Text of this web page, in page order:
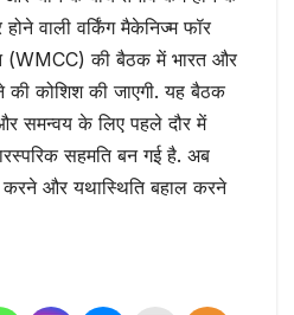
वाली वर्किंग मैकेनिज्म फॉर
(WMCC) की बैठक में भारत और
कोशिश की जाएगी. यह बैठक
और समन्वय के लिए पहले दौर में
सहमति बन गई है. अब
करने और यथास्थिति बहाल करने